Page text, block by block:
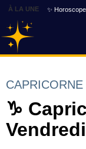
À LA UNE ✨
CAPRICORNE
♑